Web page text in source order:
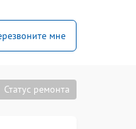
мне
Статус ремонта